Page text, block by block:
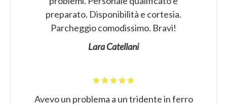
preparato. Disponibilità e cortesia.
Parcheggio comodissimo. Bravi!
Lara Catellani
Avevo un problema a un tridente in ferro